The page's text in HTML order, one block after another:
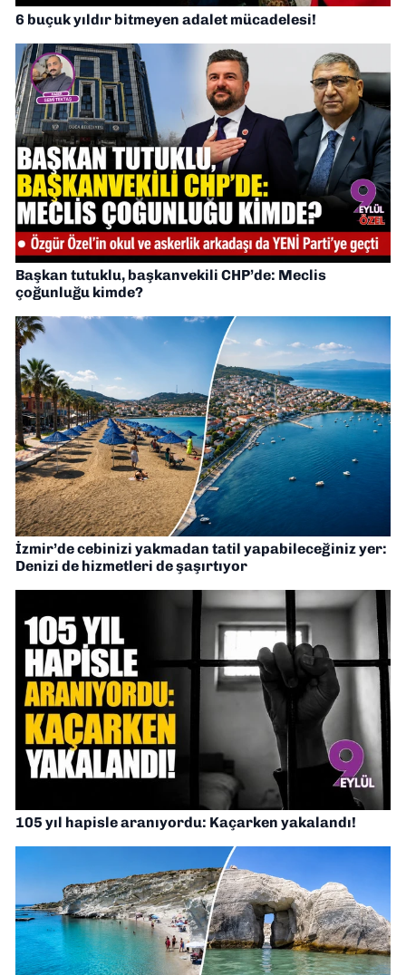
6 buçuk yıldır bitmeyen adalet mücadelesi!
Başkan tutuklu, başkanvekili CHP’de: Meclis
çoğunluğu kimde?
İzmir’de cebinizi yakmadan tatil yapabileceğiniz yer:
Denizi de hizmetleri de şaşırtıyor
105 yıl hapisle aranıyordu: Kaçarken yakalandı!